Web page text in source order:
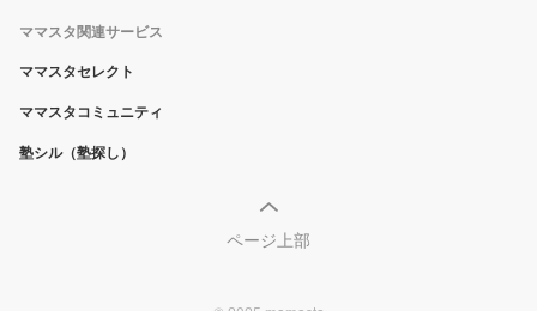
ママスタ関連サービス
ママスタセレクト
ママスタコミュニティ
塾シル（塾探し）
ページ上部